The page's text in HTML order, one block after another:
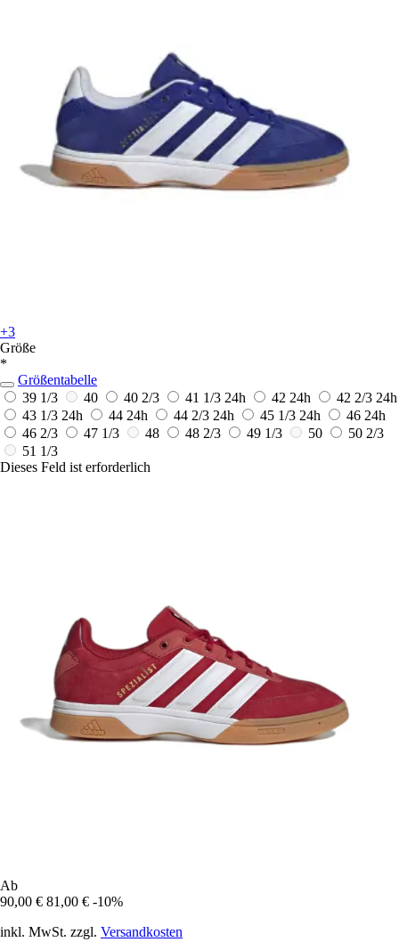
+3
Größe
*
Größentabelle
39 1/3
40 40 2/3 41 1/3 24h 42 24h 42 2/3 24h
43 1/3 24h 44 24h 44 2/3 24h 45 1/3 24h 46 24h
46 2/3
47 1/3 48 48 2/3 49 1/3 50
50 2/3
51 1/3
Dieses Feld ist erforderlich
Ab
90,00 € 81,00 € -10%
inkl. MwSt. zzgl. Versandkosten